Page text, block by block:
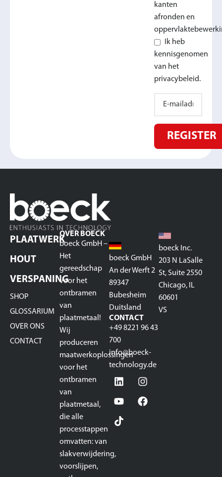
kanten
afronden en
Ik heb
kennisgenomen
van het
privacybeleid.
REGISTER
PLAATWERK
HOUT
VERSPANING
SHOP
GLOSSARIUM
OVER ONS
CONTACT
OVER BOECK
boeck GmbH –
Het
gereedschap
voor het
ontbramen
van
plaatmetaal!
Wij
produceren
maatwerkoplossingen
voor het
ontbramen
van
plaatmetaal,
die alle
processtappen
omvatten: van
slakverwijdering,
voorslijpen,
boeck GmbH
An der Werft 2
89347
Bubesheim
Duitsland
CONTACT
+49 8221 96 43
700
info@boeck-
technology.de
boeck Inc.
203 N LaSalle
St, Suite 2550
Chicago, IL
60601
VS